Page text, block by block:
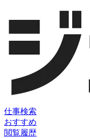
仕事検索
おすすめ
閲覧履歴